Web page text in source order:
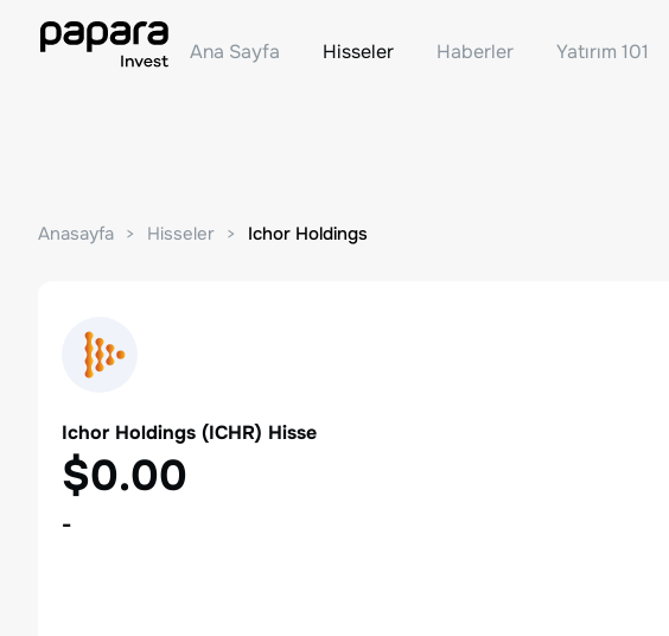
Ana Sayfa Hisseler Haberler Yatırım 101
Anasayfa Hisseler Ichor Holdings
Ichor Holdings (ICHR) Hisse
$0.00
-